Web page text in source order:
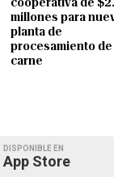
millones para nueva
planta de
procesamiento de
carne
DISPONIBLE EN
App Store